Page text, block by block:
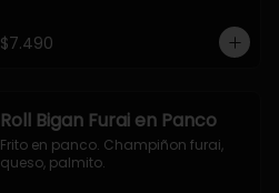
$7.490
Roll Bigan Furai en Panco
Frito en panco. Champiñon furai,
queso, palmito.